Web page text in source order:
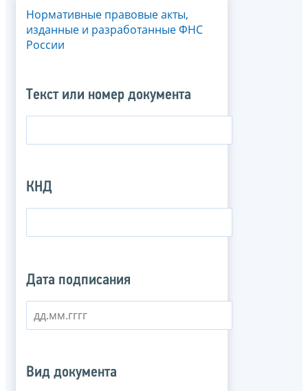
Нормативные правовые акты,
изданные и разработанные ФНС
России
Текст или номер документа
КНД
Дата подписания
Вид документа